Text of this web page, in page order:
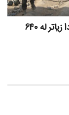
نەتەوە یەکگرتووەکان: لە سێ مانگی ڕابردوودا زیاتر لە 640